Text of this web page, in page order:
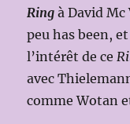
Ring à David
peu has been,
l’intérêt de ce
avec
comme Wotan